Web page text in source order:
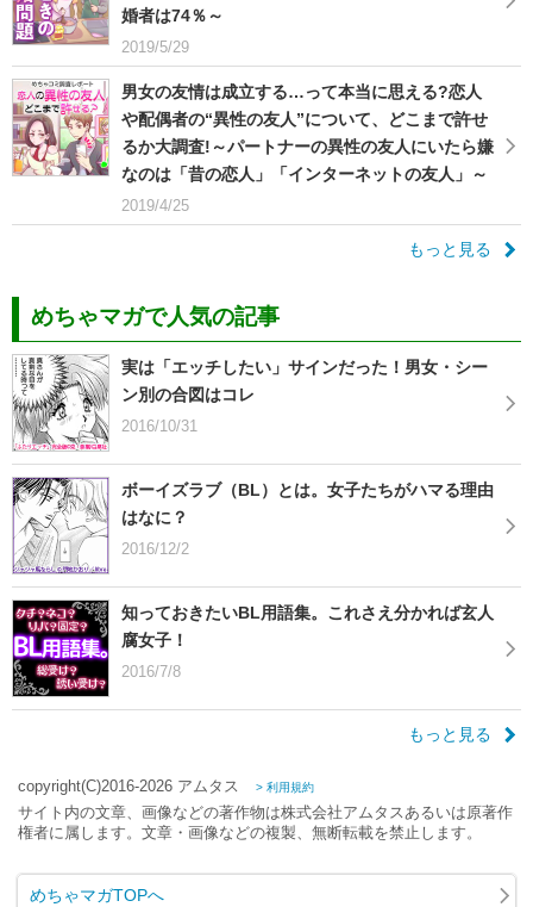
婚者は74％～
2019/5/29
男女の友情は成立する…って本当に思える?恋人
や配偶者の“異性の友人”について、どこまで許せ
るか大調査!～パートナーの異性の友人にいたら嫌
なのは「昔の恋人」「インターネットの友人」～
2019/4/25
もっと見る
めちゃマガで人気の記事
実は「エッチしたい」サインだった！男女・シー
ン別の合図はコレ
2016/10/31
ボーイズラブ（BL）とは。女子たちがハマる理由
はなに？
2016/12/2
知っておきたいBL用語集。これさえ分かれば玄人
腐女子！
2016/7/8
もっと見る
copyright(C)2016-2026 アムタス > 利用規約
サイト内の文章、画像などの著作物は株式会社アムタスあるいは原著作
権者に属します。文章・画像などの複製、無断転載を禁止します。
めちゃマガTOPへ